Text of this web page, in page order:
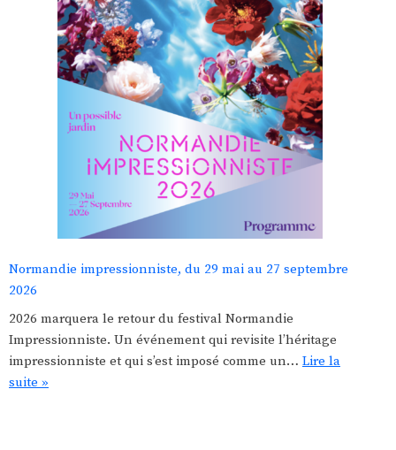
Normandie impressionniste, du 29 mai au 27 septembre
2026
2026 marquera le retour du festival Normandie
Impressionniste. Un événement qui revisite l’héritage
impressionniste et qui s’est imposé comme un… Lire la
suite »